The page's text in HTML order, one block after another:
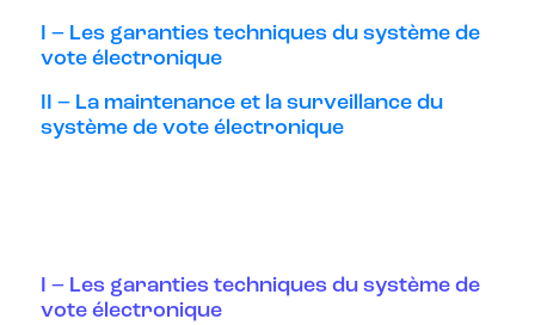
I – Les garanties techniques du système de
vote électronique
II – La maintenance et la surveillance du
système de vote électronique
I – Les garanties techniques du système de
vote électronique